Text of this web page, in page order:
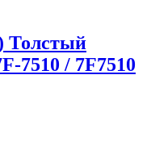
Толстый
7510 / 7F7510